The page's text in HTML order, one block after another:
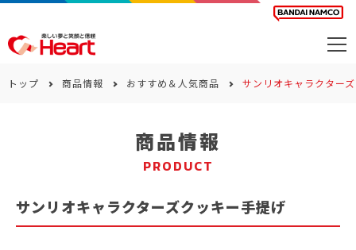
サステナビリティ
トップ 商品情報 おすすめ＆人気商品 サンリオキャラクター
商品情報
PRODUCT
サンリオキャラクターズクッキー手提げ